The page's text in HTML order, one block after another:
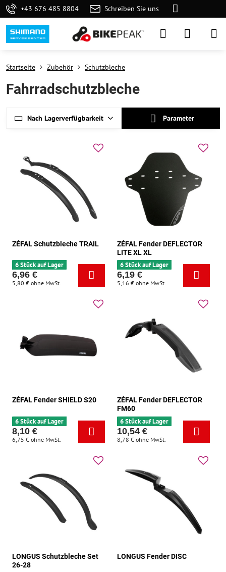
+43 676 485 8804 Schreiben Sie uns
Startseite Zubehör Schutzbleche
Fahrradschutzbleche
Nach Lagerverfügbarkeit Parameter
ZÉFAL Schutzbleche TRAIL
6 Stück auf Lager
6,96 €
5,80 € ohne MwSt.
ZÉFAL Fender DEFLECTOR
LITE XL XL
6 Stück auf Lager
6,19 €
5,16 € ohne MwSt.
ZÉFAL Fender SHIELD S20
6 Stück auf Lager
8,10 €
6,75 € ohne MwSt.
ZÉFAL Fender DEFLECTOR
FM60
6 Stück auf Lager
10,54 €
8,78 € ohne MwSt.
LONGUS Schutzbleche Set
26-28
LONGUS Fender DISC